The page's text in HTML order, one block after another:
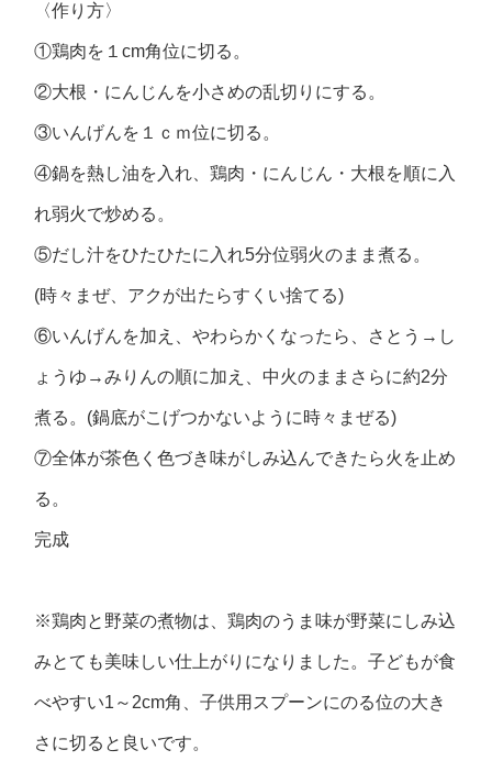
〈作り方〉
①鶏肉を１cm角位に切る。
②大根・にんじんを小さめの乱切りにする。
③いんげんを１ｃｍ位に切る。
④鍋を熱し油を入れ、鶏肉・にんじん・大根を順に入
れ弱火で炒める。
⑤だし汁をひたひたに入れ5分位弱火のまま煮る。
(時々まぜ、アクが出たらすくい捨てる)
⑥いんげんを加え、やわらかくなったら、さとう→し
ょうゆ→みりんの順に加え、中火のままさらに約2分
煮る。(鍋底がこげつかないように時々まぜる)
⑦全体が茶色く色づき味がしみ込んできたら火を止め
る。
完成
※鶏肉と野菜の煮物は、鶏肉のうま味が野菜にしみ込
みとても美味しい仕上がりになりました。子どもが食
べやすい1～2cm角、子供用スプーンにのる位の大き
さに切ると良いです。